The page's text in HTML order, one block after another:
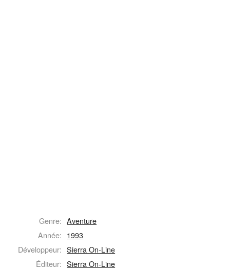
Genre: Aventure
Année: 1993
Développeur: Sierra On-Line
Éditeur: Sierra On-Line